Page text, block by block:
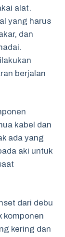
alat.
yang harus
dan
berjalan
kabel dan
ada yang
aki untuk
dari debu
komponen
kering dan